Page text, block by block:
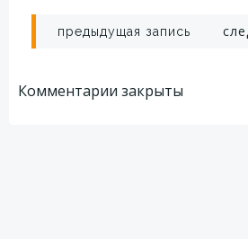
Навигация
по
предыдущая запись
Комментарии закрыты